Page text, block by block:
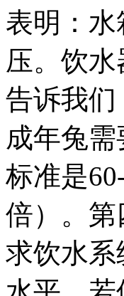
表明：
压。饮
告诉我
成年兔
标准是
倍）。
求饮水